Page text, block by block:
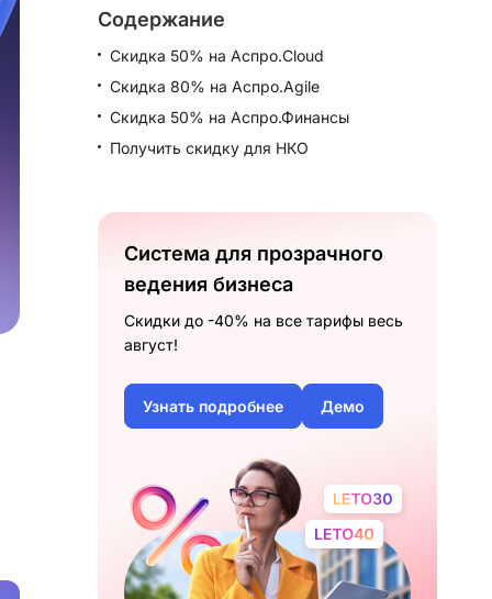
Содержание
Скидка 50% на Аспро.Cloud
Скидка 80% на Аспро.Agile
Скидка 50% на Аспро.Финансы
Получить скидку для НКО
Система для прозрачного
ведения бизнеса
Скидки до -40% на все тарифы весь
август!
Узнать подробнее Демо